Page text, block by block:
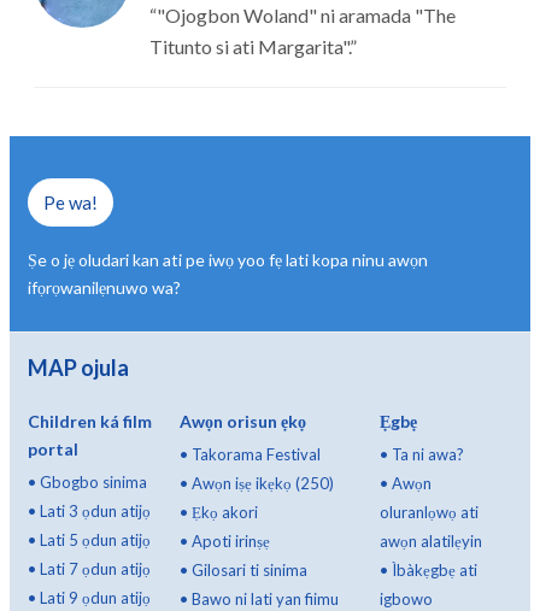
“"Ojogbon Woland" ni aramada "The
Titunto si ati Margarita".”
Pe wa!
Ṣe o jẹ oludari kan ati pe iwọ yoo fẹ lati kopa ninu awọn
ifọrọwanilẹnuwo wa?
MAP ojula
Children ká film
portal
• Gbogbo sinima
• Lati 3 ọdun atijọ
• Lati 5 ọdun atijọ
• Lati 7 ọdun atijọ
• Lati 9 ọdun atijọ
Awọn orisun ẹkọ
• Takorama Festival
• Awọn iṣẹ ikẹkọ (250)
• Ẹkọ akori
• Apoti irinṣẹ
• Gilosari ti sinima
• Bawo ni lati yan fiimu
Ẹgbẹ
• Ta ni awa?
•Awọn
oluranlọwọ ati
awọn alatilẹyin
• Ìbàkẹgbẹ ati
igbowo